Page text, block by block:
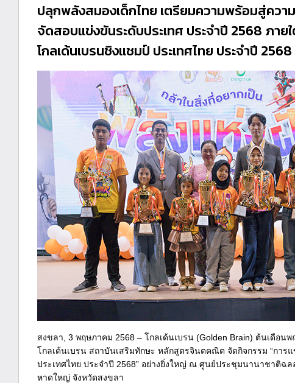
ปลุกพลังสมองเด็กไทย เตรียมความพร้อมสู่ความ
จัดสอบแข่งขันระดับประเทศ ประจำปี 2568 ภาย
โกลเด้นเบรนชิงแชมป์ ประเทศไทย ประจำปี 2568
สงขลา, 3 พฤษภาคม 2568 – โกลเด้นเบรน (Golden Brain) ต้นเดือน
โกลเด้นเบรน สถาบันเสริมทักษะ หลักสูตรจินตคณิต จัดกิจกรรม “การ
ประเทศไทย ประจำปี 2568” อย่างยิ่งใหญ่ ณ ศูนย์ประชุมนานาชาติฉ
หาดใหญ่ จังหวัดสงขลา